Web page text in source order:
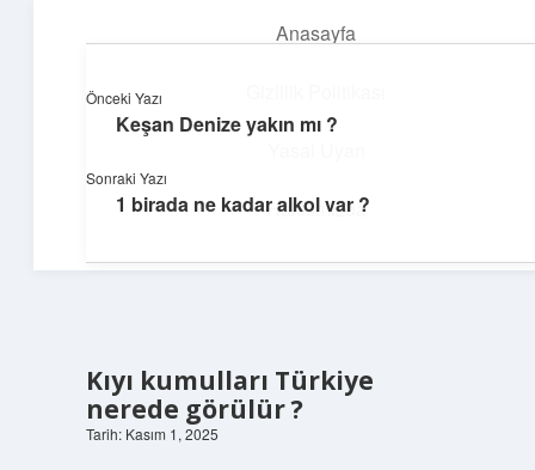
Anasayfa
Hakkımızda
Neşeli Fikir Köşesi
Hayatına neşe katan kısa hikayeler!
Kıyı kumulları Türkiye
nerede görülür ?
Tarih: Kasım 1, 2025
Önceki Yazı
Keşan Denize yakın mı ?
Sonraki Yazı
1 birada ne kadar alkol var ?